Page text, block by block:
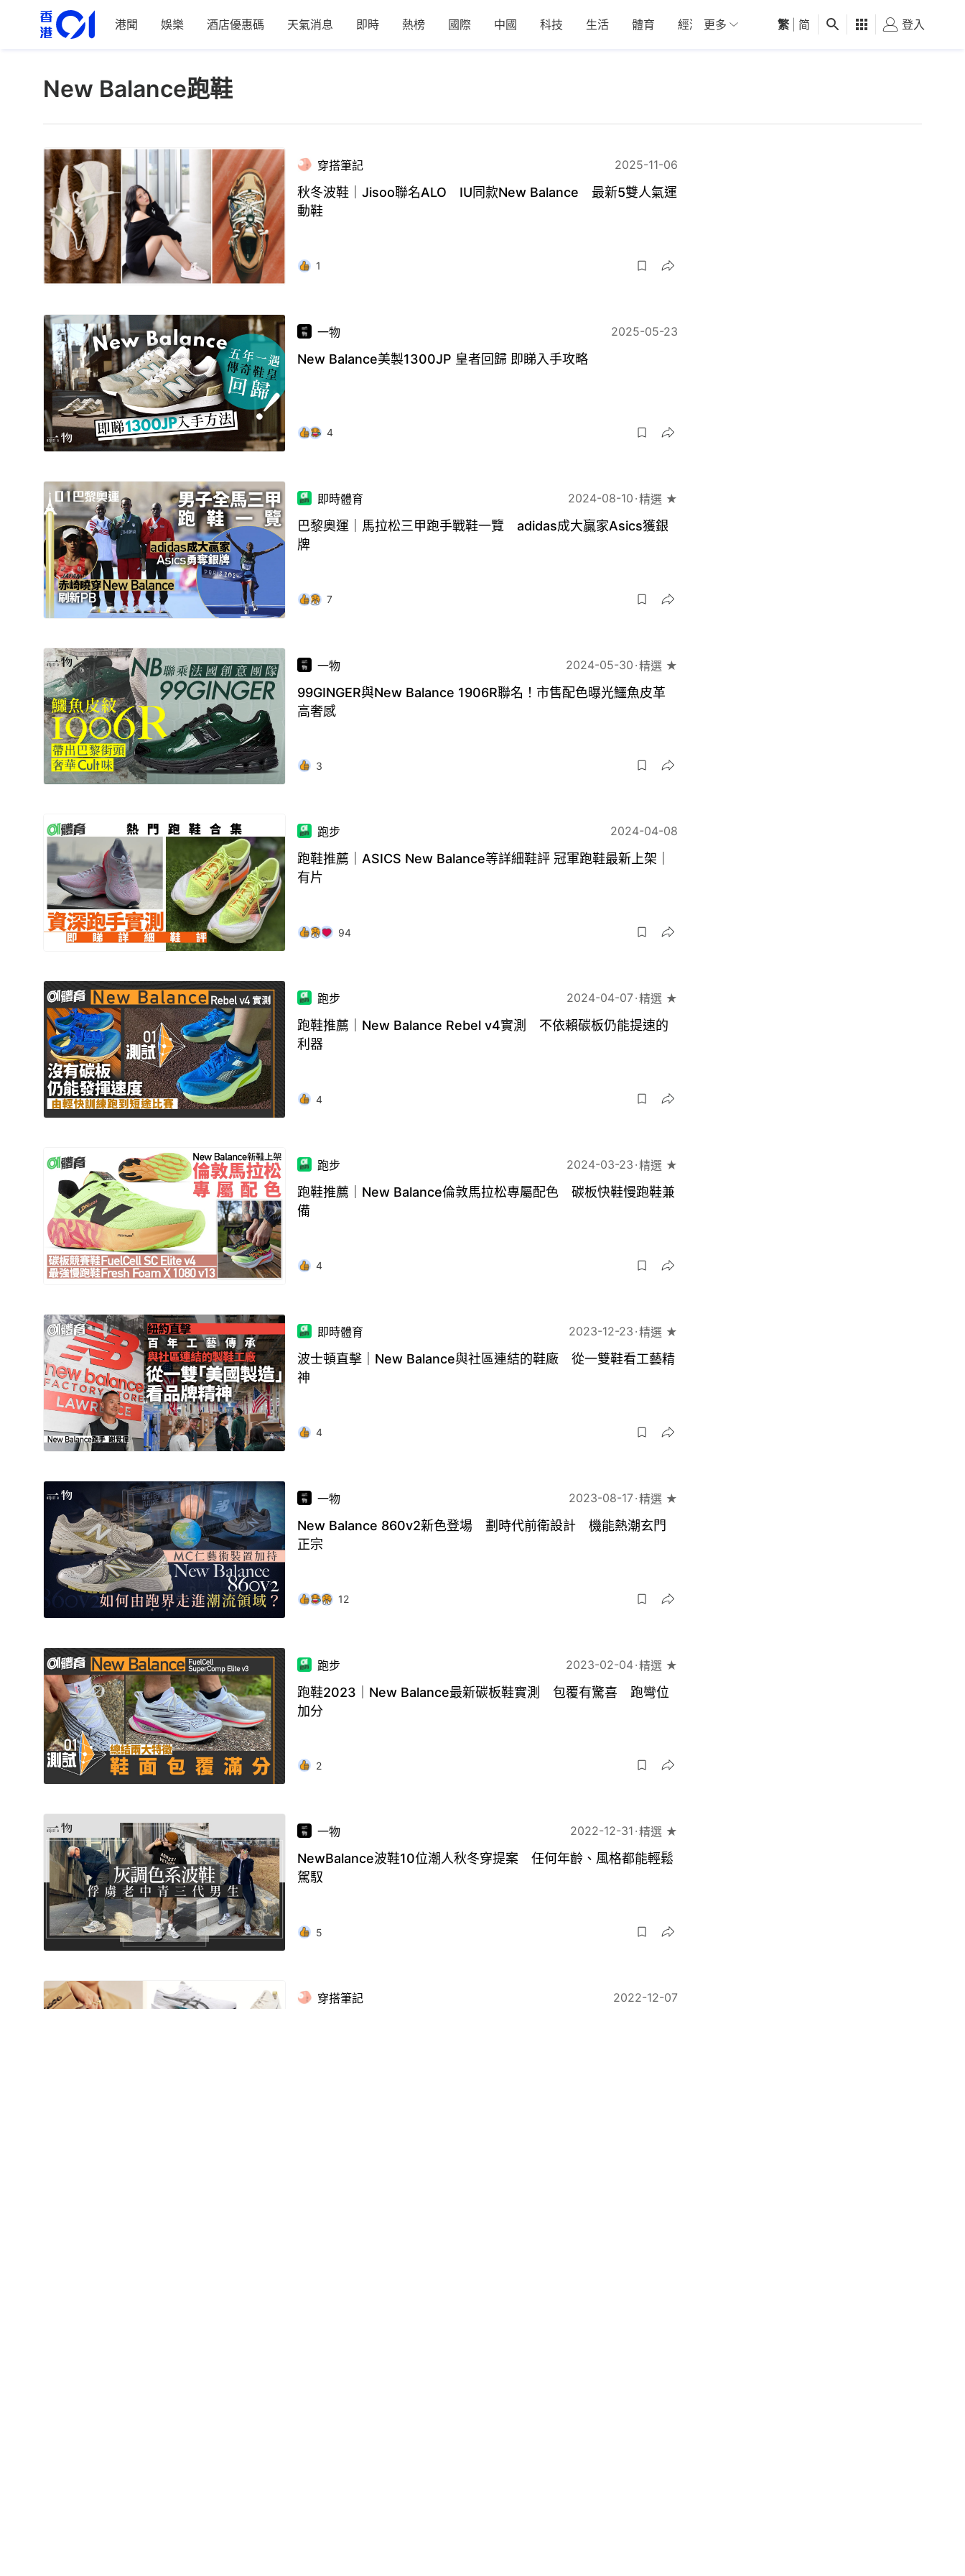
港聞 娛樂 酒店優惠碼 天氣消息 即時 熱榜 國際 中國 科技 生活 體育 經濟 01深圳 觀點 健康 好食玩飛
更多 繁 简 登入
New Balance跑鞋
穿搭筆記 2025-11-06
秋冬波鞋｜Jisoo聯名ALO IU同款New Balance 最新5雙人氣運
動鞋
1
一物 2025-05-23
New Balance美製1300JP 皇者回歸 即睇入手攻略
4
即時體育 2024-08-10 精選 ★
巴黎奧運｜馬拉松三甲跑手戰鞋一覽 adidas成大贏家Asics獲銀
牌
7
一物 2024-05-30 精選 ★
99GINGER與New Balance 1906R聯名！市售配色曝光鱷魚皮革
高奢感
3
跑步 2024-04-08
跑鞋推薦｜ASICS New Balance等詳細鞋評 冠軍跑鞋最新上架｜
有片
94
跑步 2024-04-07 精選 ★
跑鞋推薦｜New Balance Rebel v4實測 不依賴碳板仍能提速的
利器
4
跑步 2024-03-23 精選 ★
跑鞋推薦｜New Balance倫敦馬拉松專屬配色 碳板快鞋慢跑鞋兼
備
4
即時體育 2023-12-23 精選 ★
波士頓直擊｜New Balance與社區連結的鞋廠 從一雙鞋看工藝精
神
4
一物 2023-08-17 精選 ★
New Balance 860v2新色登場 劃時代前衛設計 機能熱潮玄門
正宗
12
跑步 2023-02-04 精選 ★
跑鞋2023｜New Balance最新碳板鞋實測 包覆有驚喜 跑彎位
加分
2
一物 2022-12-31 精選 ★
NewBalance波鞋10位潮人秋冬穿提案 任何年齡、風格都能輕鬆
駕馭
5
穿搭筆記 2022-12-07